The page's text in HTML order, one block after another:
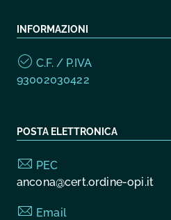
INFORMAZIONI
C.F. / P.IVA
93002030422
POSTA ELETTRONICA
PEC
ancona@cert.ordine-opi.it
Email